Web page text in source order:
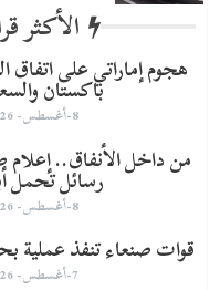
الأكثر
هجوم إماراتي على اتفاق
باكستان
8-أغسطس- 2026
من داخل الأنفاق..
رسائل تحمل
8-أغسطس- 2026
قوات صنعاء تنفذ عملية
7-أغسطس- 2026